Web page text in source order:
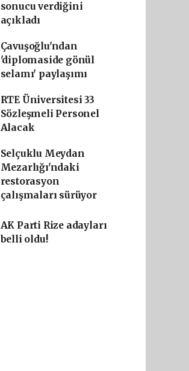
sonucu verdiğini
açıkladı
Çavuşoğlu'ndan
'diplomaside gönül
selamı' paylaşımı
RTE Üniversitesi 33
Sözleşmeli Personel
Alacak
Selçuklu Meydan
Mezarlığı'ndaki
restorasyon
çalışmaları sürüyor
AK Parti Rize adayları
belli oldu!